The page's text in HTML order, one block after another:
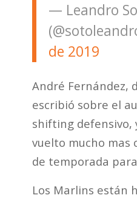
— Leandro
de 2019
André Fernández,
escribió sobre el
shifting defensivo,
vuelto mucho mas
de temporada
Los Marlins están